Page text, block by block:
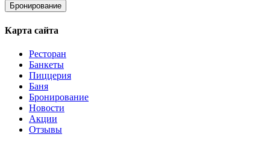
Бронирование
Карта сайта
Ресторан
Банкеты
Пиццерия
Баня
Бронирование
Новости
Акции
Отзывы